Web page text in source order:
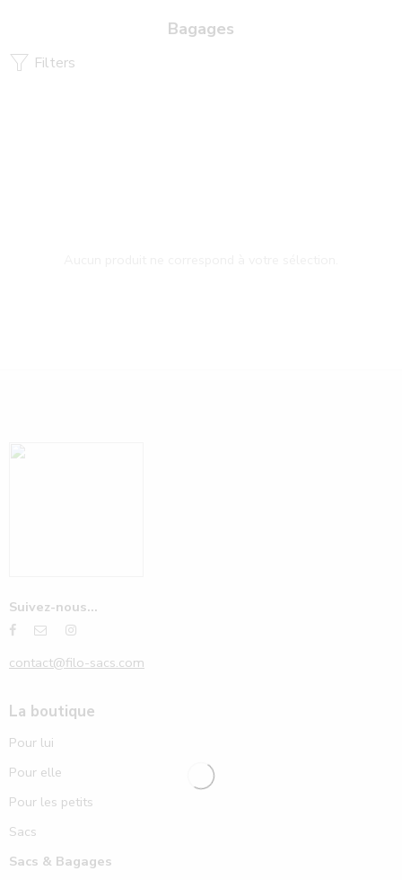
Bagages
Filters
Suivez-nous...
contact@filo-sacs.com
La boutique
Pour lui
Pour elle
Pour les petits
Sacs
Sacs & Bagages